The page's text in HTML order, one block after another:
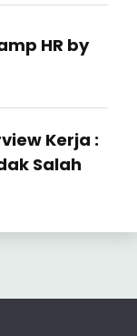
HR by
Kerja :
Salah